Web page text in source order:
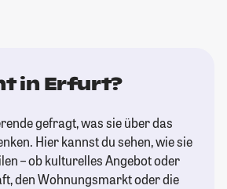
in Erfurt?
gefragt, was sie über das
Hier kannst du sehen, wie sie
– ob kulturelles Angebot oder
den Wohnungsmarkt oder die